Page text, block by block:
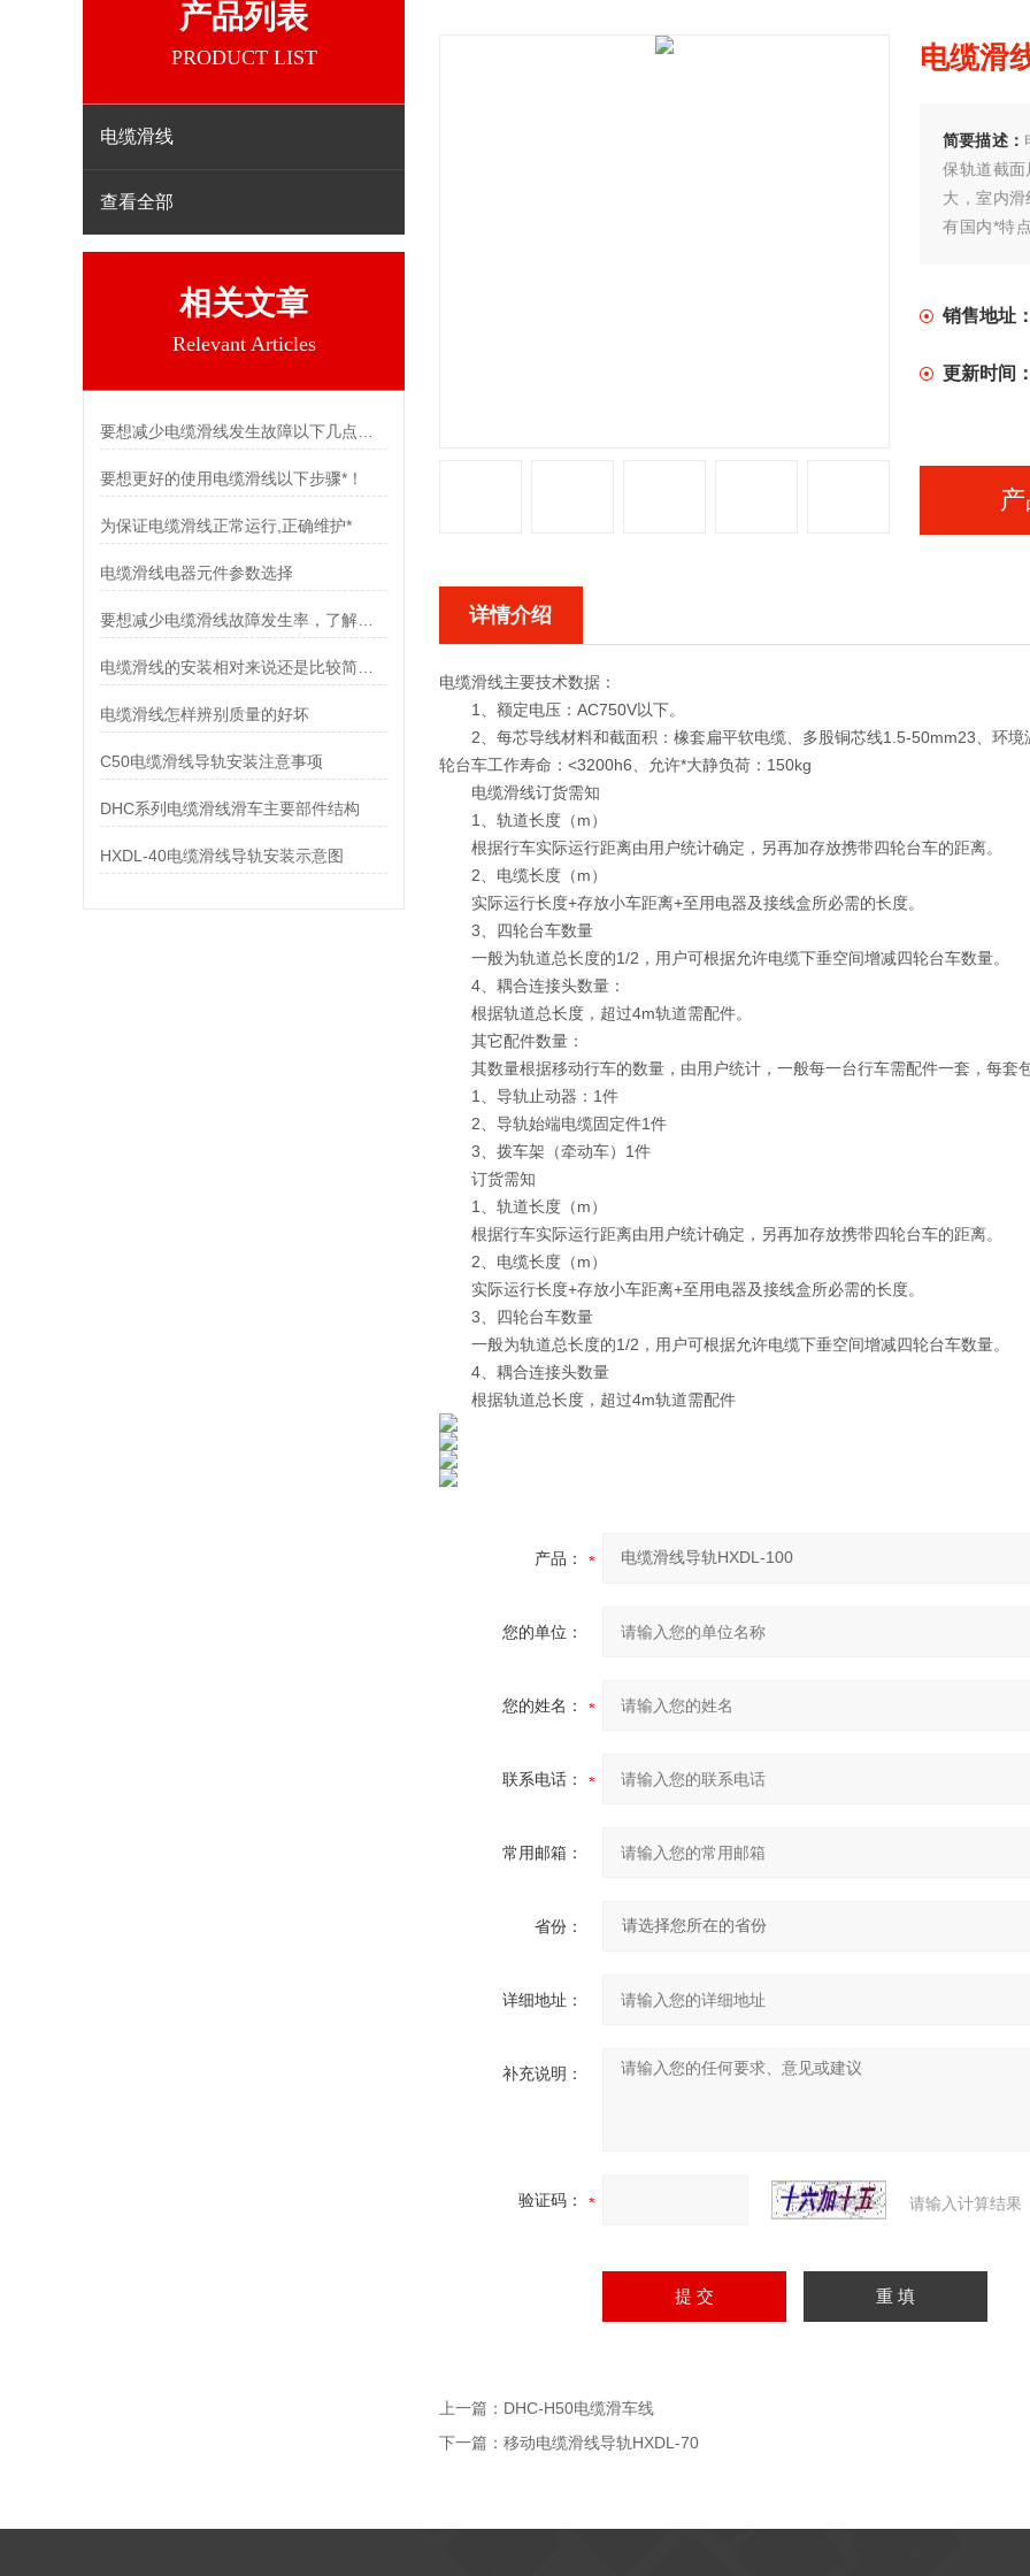
产品列表
PRODUCT LIST
电缆滑线
查看全部
相关文章
Relevant Articles
要想更好的使用电缆滑线以下步骤*！
为保证电缆滑线正常运行,正确维护*
电缆滑线电器元件参数选择
要想减少电缆滑线故障发生率，了解使用禁忌是非常重要
电缆滑线的安装相对来说还是比较简单的
电缆滑线怎样辨别质量的好坏
C50电缆滑线导轨安装注意事项
DHC系列电缆滑线滑车主要部件结构
HXDL-40电缆滑线导轨安装示意图
电缆滑
简要描述：
保轨道截
大，室内
有国内*特
销售地址：
更新时间：
详情介绍
电缆滑线主要技术数据：
1、额定电压：AC750V以下。
2、每芯导线材料和截面积：橡套扁平软电缆、多股铜芯线1.5-50mm23、环境
轮台车工作寿命：<3200h6、允许*大静负荷：150kg
电缆滑线订货需知
1、轨道长度（m）
根据行车实际运行距离由用户统计确定，另再加存放携带四轮台车的距离。
2、电缆长度（m）
实际运行长度+存放小车距离+至用电器及接线盒所必需的长度。
3、四轮台车数量
一般为轨道总长度的1/2，用户可根据允许电缆下垂空间增减四轮台车数量。
4、耦合连接头数量：
根据轨道总长度，超过4m轨道需配件。
其它配件数量：
其数量根据移动行车的数量，由用户统计，一般每一台行车需配件一套，每套
1、导轨止动器：1件
2、导轨始端电缆固定件1件
3、拨车架（牵动车）1件
订货需知
1、轨道长度（m）
根据行车实际运行距离由用户统计确定，另再加存放携带四轮台车的距离。
2、电缆长度（m）
实际运行长度+存放小车距离+至用电器及接线盒所必需的长度。
3、四轮台车数量
一般为轨道总长度的1/2，用户可根据允许电缆下垂空间增减四轮台车数量。
4、耦合连接头数量
根据轨道总长度，超过4m轨道需配件
产品：
您的单位：
您的姓名：
联系电话：
常用邮箱：
省份：
详细地址：
补充说明：
验证码： 请输入计算结果
上一篇： DHC-H50电缆滑车线
下一篇： 移动电缆滑线导轨HXDL-70